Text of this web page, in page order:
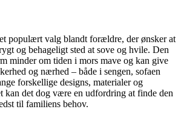
populært valg blandt forældre, der ønsker at
og behageligt sted at sove og hvile. Den
minder om tiden i mors mave og kan give
og nærhed – både i sengen, sofaen
forskellige designs, materialer og
kan det dog være en udfordring at finde den
til familiens behov.